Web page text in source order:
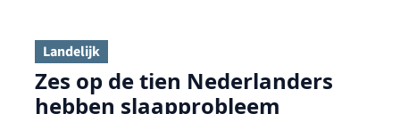
Landelijk
Zes op de tien Nederlanders
hebben slaapprobleem